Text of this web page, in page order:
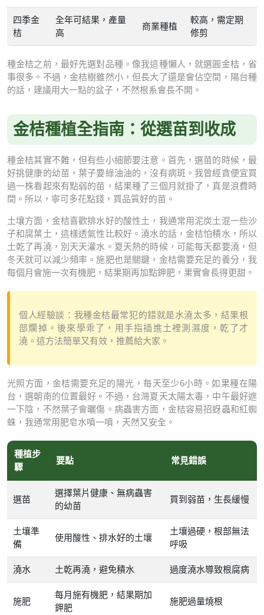
四季金
桔
全年可結果，產量
高
商業種植
較高，需定期
修剪
種金桔之前，最好先選對品種。像我這種懶人，就選圓金桔，省
事很多。不過，金桔樹雖然小，但長大了還是會佔空間，陽台種
的話，建議用大一點的盆子，不然根系會長不開。
金桔種植全指南：從選苗到收成
種金桔其實不難，但有些小細節要注意。首先，選苗的時候，最
好挑健康的幼苗，葉子要綠油油的，沒有病斑。我曾經貪便宜買
過一株看起來有點弱的苗，結果種了三個月就掛了，真是浪費時
間。所以，寧可多花點錢，買品質好的苗。
土壤方面，金桔喜歡排水好的酸性土，我通常用泥炭土混一些沙
子和腐葉土，這樣透氣性比較好。澆水的話，金桔怕積水，所以
土乾了再澆，別天天灌水。夏天熱的時候，可能每天都要澆，但
冬天就可以減少頻率。施肥也是關鍵，金桔需要充足的養分，我
每個月會施一次有機肥，結果期再加點鉀肥，果實會長得更甜。
個人經驗談：我種金桔最常犯的錯就是水澆太多，結果根
部爛掉。後來學乖了，用手指插進土裡測濕度，乾了才
澆。這方法簡單又有效，推薦給大家。
光照方面，金桔需要充足的陽光，每天至少6小時。如果種在陽
台，選朝南的位置最好。不過，台灣夏天太陽太毒，中午最好遮
一下陰，不然葉子會曬傷。病蟲害方面，金桔容易招蚜蟲和紅蜘
蛛，我通常用肥皂水噴一噴，天然又安全。
種植步
驟
要點 常見錯誤
選苗
選擇葉片健康、無病蟲害
的幼苗
買到弱苗，生長緩慢
土壤準
備
使用酸性、排水好的土壤
土壤過硬，根部無法
呼吸
澆水 土乾再澆，避免積水 過度澆水導致根腐病
施肥
每月施有機肥，結果期加
鉀肥
施肥過量燒根